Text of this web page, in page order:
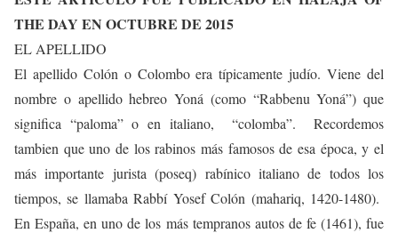
THE DAY EN OCTUBRE DE 2015
EL APELLIDO
El apellido Colón o Colombo era típicamente judío. Viene del
nombre o apellido hebreo Yoná (como “Rabbenu Yoná”) que
significa “paloma” o en italiano, “colomba”. Recordemos
tambien que uno de los rabinos más famosos de esa época, y el
más importante jurista (poseq) rabínico italiano de todos los
tiempos, se llamaba Rabbí Yosef Colón (mahariq, 1420-1480).
En España, en uno de los más tempranos autos de fe (1461), fue